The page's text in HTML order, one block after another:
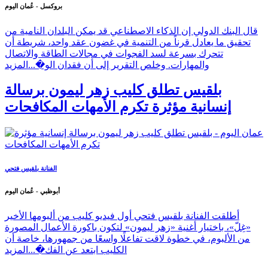
بروكسل - عُمان اليوم
قال البنك الدولي إن الذكاء الاصطناعي قد يمكن البلدان النامية من
تحقيق ما يعادل قرناً من التنمية في غضون عقد واحد، شريطة أن
تتحرك بسرعة لسد الفجوات في مجالات الطاقة والاتصال
والمهارات. وخلص التقرير إلى أن فقدان الو�... المزيد
بلقيس تطلق كليب زهر ليمون برسالة
إنسانية مؤثرة تكرم الأمهات المكافحات
الفنانة بلقيس فتحي
أبوظبي - عُمان اليوم
أطلقت الفنانة بلقيس فتحي أول فيديو كليب من ألبومها الأخير
«غِلّ»، باختيار أغنية «زهر ليمون» لتكون باكورة الأعمال المصورة
من الألبوم، في خطوة لاقت تفاعلًا واسعًا من جمهورها، خاصة أن
الكليب ابتعد عن الفك�... المزيد